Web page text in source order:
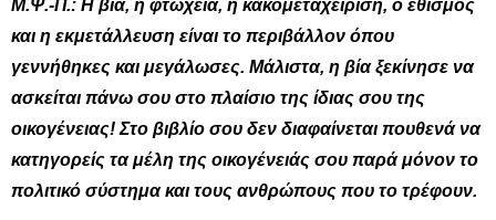
Μ.Ψ.-Π.: Η βία, η φτώχεια, η κακομεταχείριση, ο εθισμός
και η εκμετάλλευση είναι το περιβάλλον όπου
γεννήθηκες και μεγάλωσες. Μάλιστα, η βία ξεκίνησε να
ασκείται πάνω σου στο πλαίσιο της ίδιας σου της
οικογένειας! Στο βιβλίο σου δεν διαφαίνεται πουθενά να
κατηγορείς τα μέλη της οικογένειάς σου παρά μόνον το
πολιτικό σύστημα και τους ανθρώπους που το τρέφουν.